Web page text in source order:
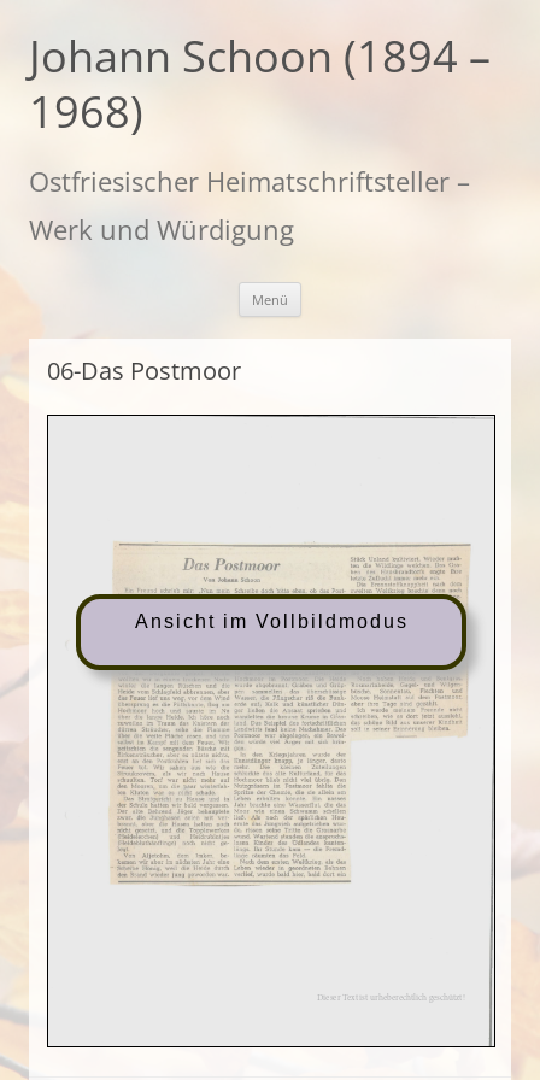
springen
Johann Schoon (1894 –
1968)
Ostfriesischer Heimatschriftsteller –
Werk und Würdigung
Menü
06-Das Postmoor
Ansicht im Vollbildmodus